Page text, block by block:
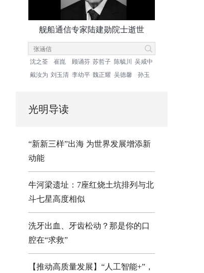
舰船通信专家陆建勋院士逝世
沈之荃 崔崑 顾诵芬 苏哲子 陈毓川
吴咸中
戴汝为 刘玉清 李幼平 魏正耀 吴德馨 孙玉
光明导读
“新新三样”出海 为世界发展增添新
动能
牛河梁遗址：7座红烧土坑排列与北
斗七星高度相似
洗牙出血、牙齿松动？那是你的口
腔在“求救”
【推动高质量发展】“人工智能+”，